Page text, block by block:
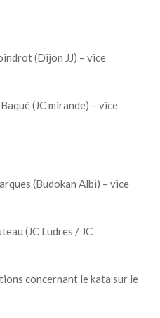
(Dijon JJ) – vice
(JC mirande) – vice
(Budokan Albi) – vice
(JC Ludres / JC
concernant le kata sur le